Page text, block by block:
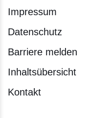
Impressum
Datenschutz
Barriere melden
Inhaltsübersicht
Kontakt